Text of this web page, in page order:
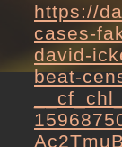
https://
cases-
david-
beat-